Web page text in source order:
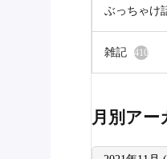
ぶっちゃけ
雑記 410
月別アー
月